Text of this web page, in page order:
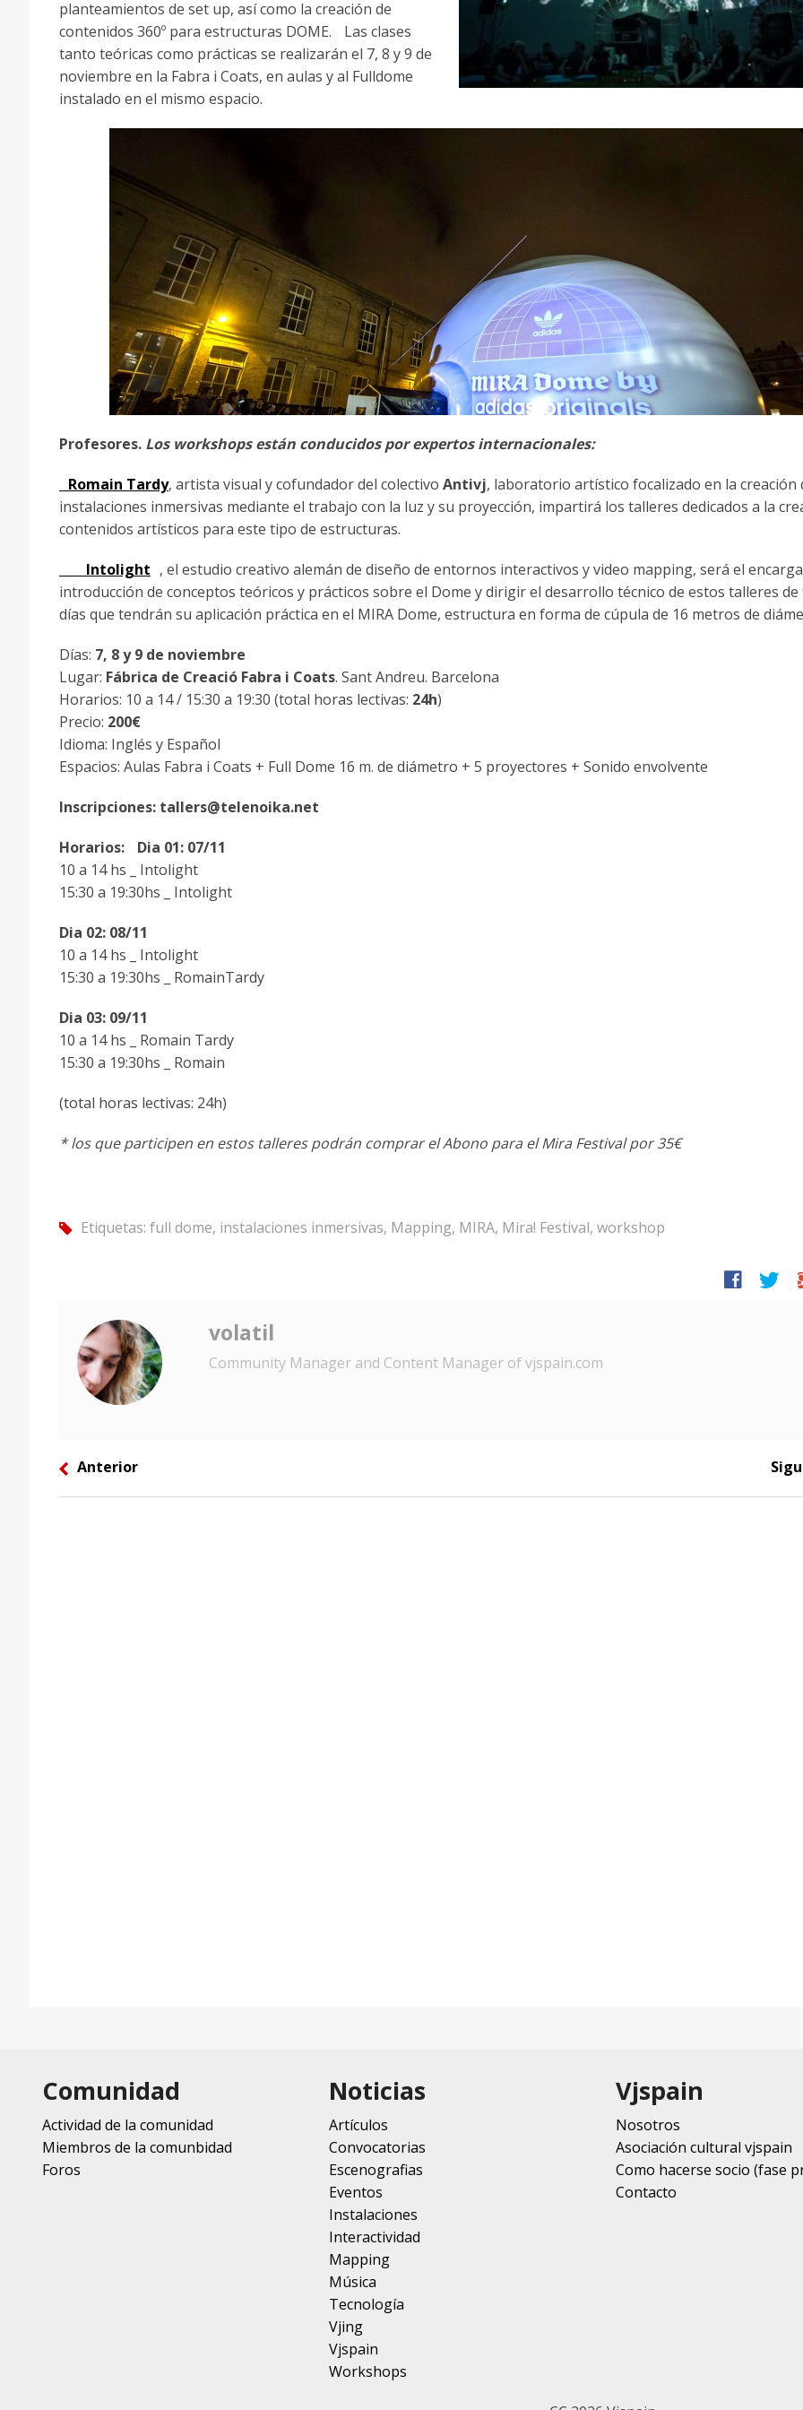
planteamientos de set up, así como la creación de
contenidos 360º para estructuras DOME. Las clases
tanto teóricas como prácticas se realizarán el 7, 8 y 9 de
noviembre en la Fabra i Coats, en aulas y al Fulldome
instalado en el mismo espacio.
Profesores. Los workshops están conducidos por expertos internacionales:
Romain Tardy, artista visual y cofundador del colectivo Antivj, laboratorio artístico focalizado en la creación
instalaciones inmersivas mediante el trabajo con la luz y su proyección, impartirá los talleres dedicados a la
contenidos artísticos para este tipo de estructuras.
Intolight , el estudio creativo alemán de diseño de entornos interactivos y video mapping, será el
introducción de conceptos teóricos y prácticos sobre el Dome y dirigir el desarrollo técnico de estos talleres de
días que tendrán su aplicación práctica en el MIRA Dome, estructura en forma de cúpula de 16 metros de
Días: 7, 8 y 9 de noviembre
Lugar: Fábrica de Creació Fabra i Coats. Sant Andreu. Barcelona
Horarios: 10 a 14 / 15:30 a 19:30 (total horas lectivas: 24h)
Precio: 200€
Idioma: Inglés y Español
Espacios: Aulas Fabra i Coats + Full Dome 16 m. de diámetro + 5 proyectores + Sonido envolvente
Inscripciones: tallers@telenoika.net
Horarios: Dia 01: 07/11
10 a 14 hs _ Intolight
15:30 a 19:30hs _ Intolight
Dia 02: 08/11
10 a 14 hs _ Intolight
15:30 a 19:30hs _ RomainTardy
Dia 03: 09/11
10 a 14 hs _ Romain Tardy
15:30 a 19:30hs _ Romain
(total horas lectivas: 24h)
* los que participen en estos talleres podrán comprar el Abono para el Mira Festival por 35€
tag Etiquetas: full dome, instalaciones inmersivas, Mapping, MIRA, Mira! Festival, workshop
facebook twitter
volatil
Community Manager and Content Manager of vjspain.com
left Anterior
Comunidad
Actividad de la comunidad
Miembros de la comunbidad
Foros
Noticias
Artículos
Convocatorias
Escenografias
Eventos
Instalaciones
Interactividad
Mapping
Música
Tecnología
Vjing
Vjspain
Workshops
Vjspain
Nosotros
Asociación cultural vjspain
Como hacerse socio (fase
Contacto